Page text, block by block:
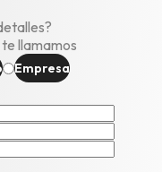
llamamos
Empresa